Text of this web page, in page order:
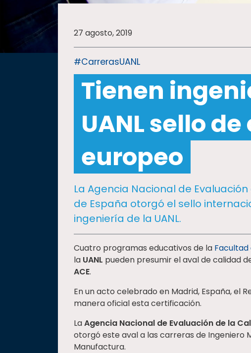
TEMAS
educativa
Internacionalización
27 agosto, 2019
#CarrerasUANL
Tienen
UANL sello
europeo
La Agencia Nacional de
de España otorgó el sello
ingeniería de la UANL.
Cuatro programas educativos de la
la UANL pueden presumir el aval de calidad
ACE.
En un acto celebrado en Madrid, España, el
manera oficial esta certificación.
LaAgencia Nacional de Evaluación de la
otorgó este aval a las carreras de Ingeniero
Manufactura.